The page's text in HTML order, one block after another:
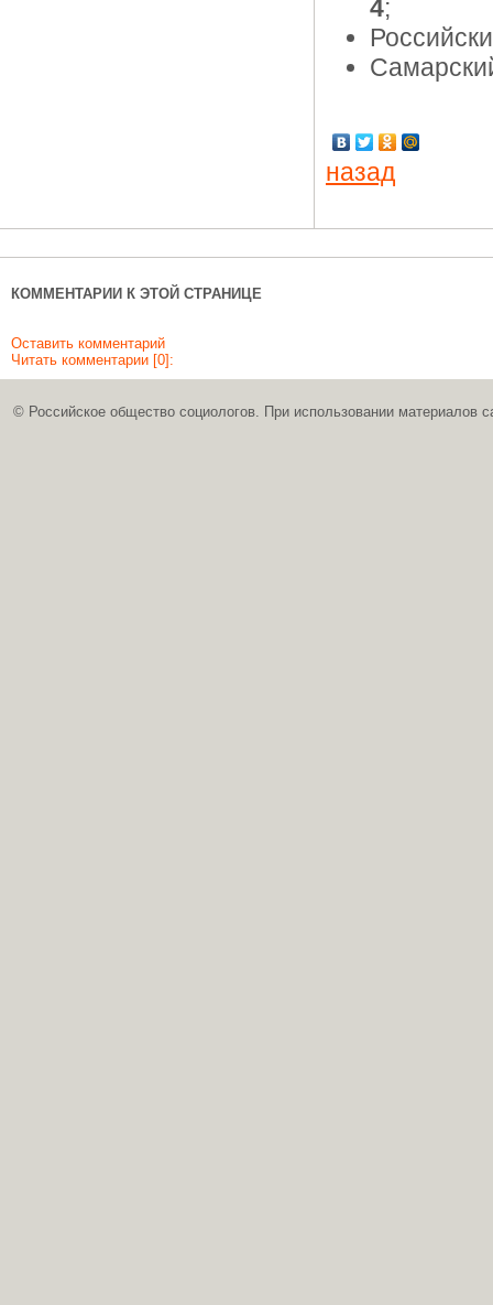
4;
назад
КОММЕНТАРИИ К ЭТОЙ СТРАНИЦЕ
Оставить комментарий
Читать комментарии [0]:
© Российское общество социологов. При использовании материалов